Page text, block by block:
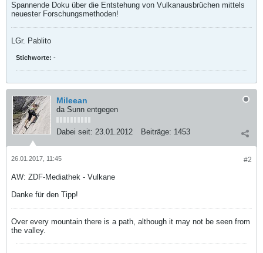
Spannende Doku über die Entstehung von Vulkanausbrüchen mittels
neuester Forschungsmethoden!
LGr. Pablito
Stichworte: -
Mileean
da Sunn entgegen
Dabei seit: 23.01.2012 Beiträge: 1453
#2
26.01.2017, 11:45
AW: ZDF-Mediathek - Vulkane
Danke für den Tipp!
Over every mountain there is a path, although it may not be seen from
the valley.